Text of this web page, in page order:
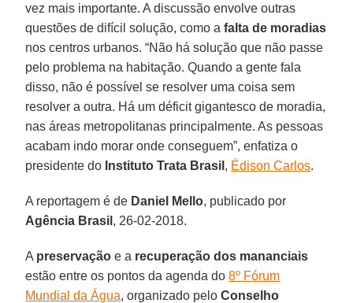
vez mais importante. A discussão envolve outras
questões de difícil solução, como afalta de moradias
nos centros urbanos. “Não há solução que não passe
pelo problema na habitação. Quando a gente fala
disso, não é possível se resolver uma coisa sem
resolver a outra. Há um déficit gigantesco de moradia,
nas áreas metropolitanas principalmente. As pessoas
acabam indo morar onde conseguem”, enfatiza o
presidente do Instituto Trata Brasil , Édison Carlos.
A reportagem é de Daniel Mello, publicado por
Agência Brasil , 26-02-2018.
A preservação e a recuperação dos mananciais
estão entre os pontos da agenda do8º Fórum
Mundial da Água, organizado peloConselho